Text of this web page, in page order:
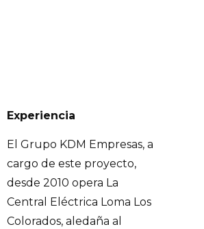
Experiencia
El Grupo KDM Empresas, a
cargo de este proyecto,
desde 2010 opera La
Central Eléctrica Loma Los
Colorados, aledaña al